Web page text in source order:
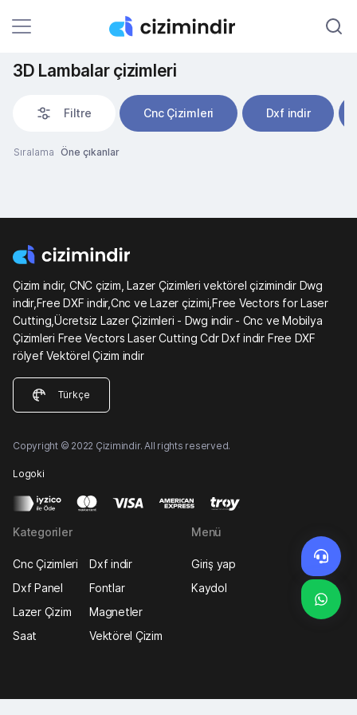
3D Lambalar çizimleri
Filtre Cnc Çizimleri Dxf indir
Sıralama Öne çıkanlar
Çizim indir, CNC çizim, Lazer Çizimleri vektörel çizimindir Dwg
indir,Free DXF indir,Cnc ve Lazer çizimi,Free Vectors for Laser
Cutting,Ücretsiz Lazer Çizimleri - Dwg indir - Cnc ve Mobilya
Çizimleri Free Vectors Laser Cutting Cdr Dxf indir Free DXF
rölyef Vektörel Çizim indir
Türkçe
Copyright © 2022 Çizimindir. All rights reserved.
Logoki
Kategoriler
Cnc Çizimleri
Dxf indir
Dxf Panel
Fontlar
Lazer Çizim
Magnetler
Saat
Vektörel Çizim
Menü
Giriş yap
Kaydol